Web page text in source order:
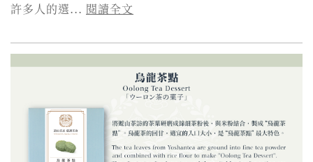
許多人的選... 閱讀全文